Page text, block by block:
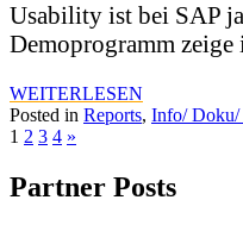
Usability ist bei SAP
Demoprogramm zeige
WEITERLESEN
Posted in Reports, Info/ Doku/
1 2 3 4 »
Partner Posts